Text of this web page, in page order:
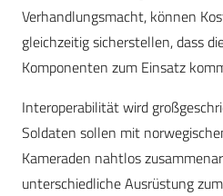
Verhandlungsmacht, können
gleichzeitig sicherstellen, dass
Komponenten zum Einsatz
Interoperabilität wird
Soldaten sollen mit
Kameraden nahtlos
unterschiedliche Ausrüstung